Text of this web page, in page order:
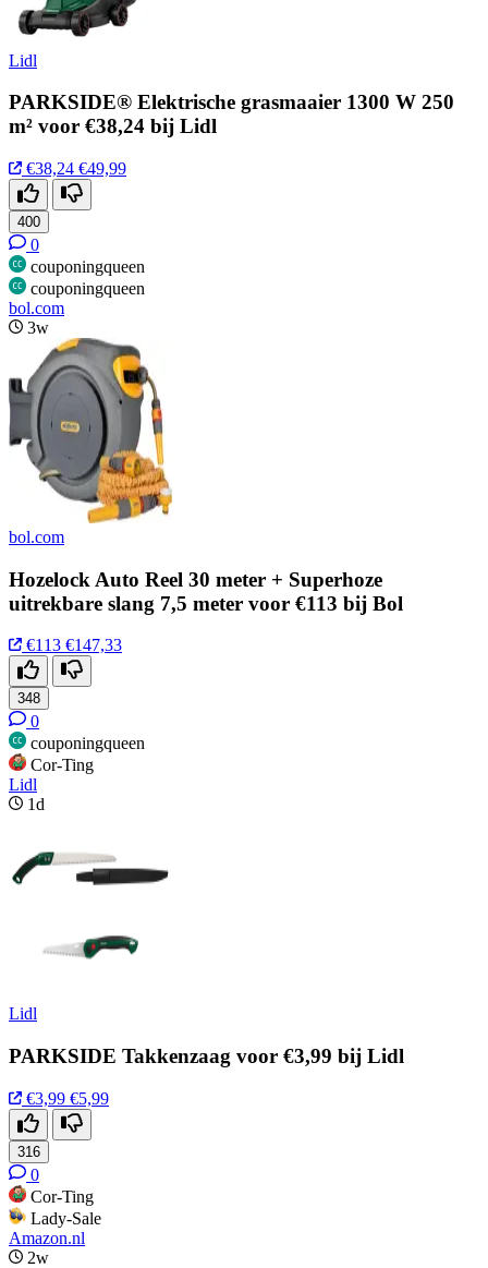
Lidl
PARKSIDE® Elektrische grasmaaier 1300 W 250
m² voor €38,24 bij Lidl
€38,24 €49,99
400
0
couponingqueen
couponingqueen
bol.com
3w
bol.com
Hozelock Auto Reel 30 meter + Superhoze
uitrekbare slang 7,5 meter voor €113 bij Bol
€113 €147,33
348
0
couponingqueen
Cor-Ting
Lidl
1d
Lidl
PARKSIDE Takkenzaag voor €3,99 bij Lidl
€3,99 €5,99
316
0
Cor-Ting
Lady-Sale
Amazon.nl
2w